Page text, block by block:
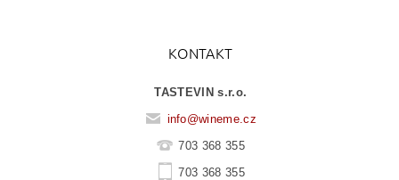
KONTAKT
TASTEVIN s.r.o.
info@wineme.cz
703 368 355
703 368 355